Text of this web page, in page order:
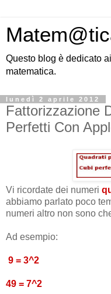
Questo blog è dedicato
matematica.
lunedì 2 aprile 2012
Fattorizzazione
Perfetti Con
Vi ricordate dei numeri
abbiamo parlato poco
numeri altro non sono
Ad esempio:
9 = 3^2
49 = 7^2